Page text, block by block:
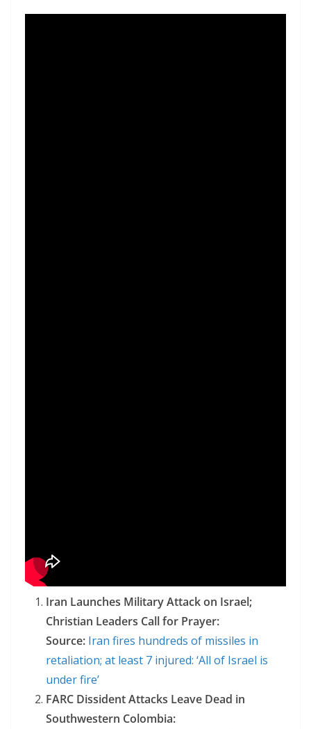
Iran Launches Military Attack on Israel;
Christian Leaders Call for Prayer:
Source: Iran fires hundreds of missiles in
retaliation; at least 7 injured: ‘All of Israel is
under fire’
FARC Dissident Attacks Leave Dead in
Southwestern Colombia: